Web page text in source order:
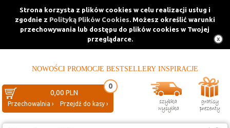
Strona korzysta z plików cookies w celu realizacji usług i
zgodnie z Polityką Plików Cookies. Możesz określić warunki
przechowywania lub dostępu do plików cookies w Twojej
przeglądarce.
NOWOŚCI PROMOCJE BESTSELLERY INSPIRACJE
0,00 PLN
0
Przechowalnia › Przejdź do kasy ›